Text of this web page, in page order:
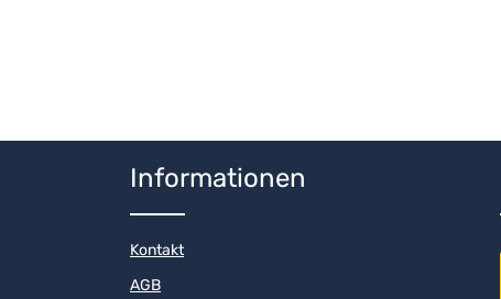
Informationen
Kontakt
AGB